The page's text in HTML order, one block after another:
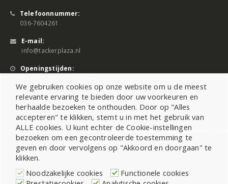
Telefoonnummer:
036-7604261
E-mail:
info@tackerplaza.nl
Openingstijden:
©2026 All Rights Reserved |Sitemap|Cookiebeleid|Privacy Statement
We gebruiken cookies op onze website om u de meest
relevante ervaring te bieden door uw voorkeuren en
herhaalde bezoeken te onthouden. Door op "Alles
accepteren" te klikken, stemt u in met het gebruik van
ALLE cookies. U kunt echter de Cookie-instellingen
bezoeken om een gecontroleerde toestemming te
geven en door vervolgens op "Akkoord en doorgaan" te
klikken.
Noodzakelijke cookies
Functionele cookies